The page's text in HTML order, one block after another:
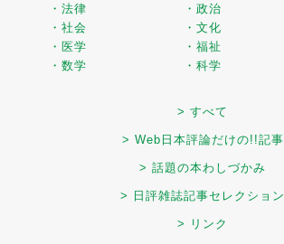
・法律
・政治
・社会
・文化
・医学
・福祉
・数学
・科学
> すべて
> Web日本評論だけの!!記事
> 話題の本わしづかみ
> 日評雑誌記事セレクション
> リンク